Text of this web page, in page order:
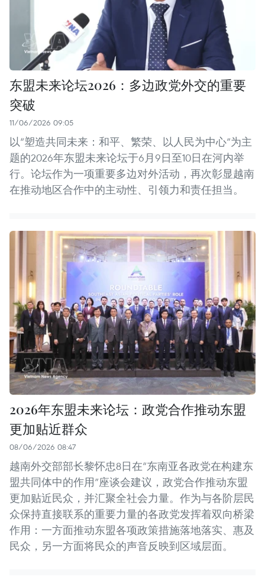
东盟未来论坛2026：多边政党外交的重要
突破
11/06/2026 09:05
以“塑造共同未来：和平、繁荣、以人民为中心”为主
题的2026年东盟未来论坛于6月9日至10日在河内举
行。论坛作为一项重要多边对外活动，再次彰显越南
在推动地区合作中的主动性、引领力和责任担当。
2026年东盟未来论坛：政党合作推动东盟
更加贴近群众
08/06/2026 08:47
越南外交部部长黎怀忠8日在“东南亚各政党在构建东
盟共同体中的作用”座谈会建议，政党合作推动东盟
更加贴近民众，并汇聚全社会力量。作为与各阶层民
众保持直接联系的重要力量的各政党发挥着双向桥梁
作用：一方面推动东盟各项政策措施落地落实、惠及
民众，另一方面将民众的声音反映到区域层面。